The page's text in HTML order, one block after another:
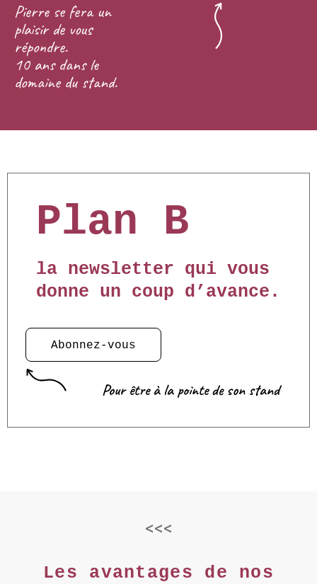
Pierre se fera un
plaisir de vous
répondre.
10 ans dans le
domaine du stand.
Plan B
la newsletter qui vous
donne un coup d’avance.
Abonnez-vous
Pour être à la pointe de son stand
<<<
Les avantages de nos